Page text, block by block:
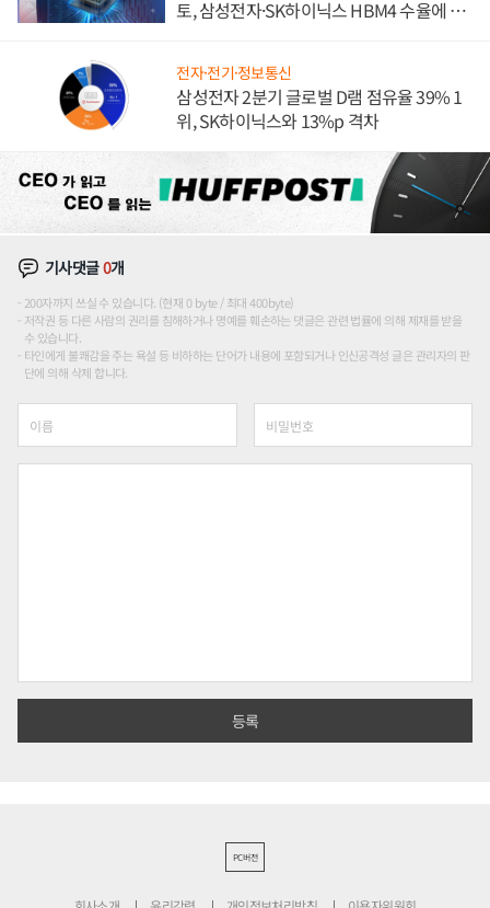
토, 삼성전자·SK하이닉스 HBM4 수율에 주
전자·전기·정보통신
삼성전자 2분기 글로벌 D램 점유율 39% 1
위, SK하이닉스와 13%p 격차
기사댓글0개
200자까지 쓰실 수 있습니다. (현재 0 byte / 최대 400byte)
저작권 등 다른 사람의 권리를 침해하거나 명예를 훼손하는 댓글은 관련 법률에 의해 제재를 받을
수 있습니다.
타인에게 불쾌감을 주는 욕설 등 비하하는 단어가 내용에 포함되거나 인신공격성 글은 관리자의 판
단에 의해 삭제 합니다.
PC버전